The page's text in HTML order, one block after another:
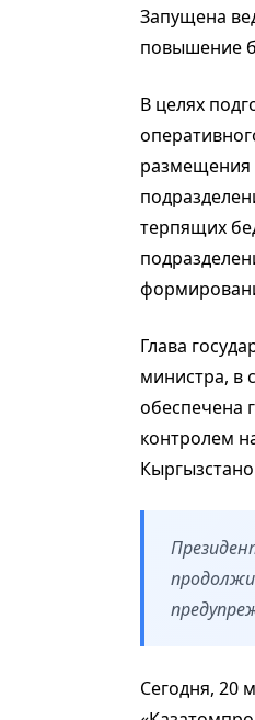
Запущена
повышение
В целях
размещения
терпящих
Глава
министра, в
обеспечена
контролем
Сегодня, 20